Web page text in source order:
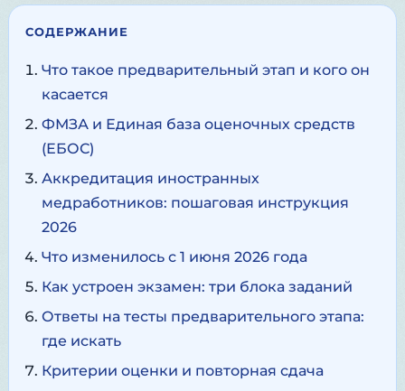
СОДЕРЖАНИЕ
Что такое предварительный этап и кого он
касается
ФМЗА и Единая база оценочных средств
(ЕБОС)
Аккредитация иностранных
медработников: пошаговая инструкция
2026
Что изменилось с 1 июня 2026 года
Как устроен экзамен: три блока заданий
Ответы на тесты предварительного этапа:
где искать
Критерии оценки и повторная сдача